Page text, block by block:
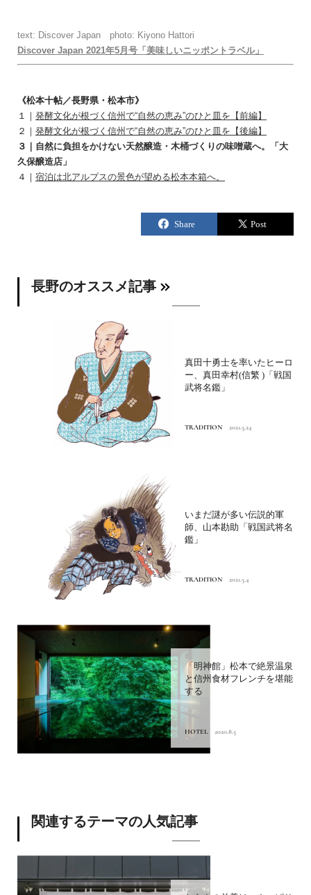
text: Discover Japan photo: Kiyono Hattori
Discover Japan 2021年5月号「美味しいニッポントラベル」
《松本十帖／長野県・松本市》
１｜ 発酵文化が根づく信州で“自然の恵み”のひと皿を【前編】
２｜ 発酵文化が根づく信州で“自然の恵み”のひと皿を【後編】
３｜ 自然に負担をかけない天然醸造・木桶づくりの味噌蔵へ。「大
久保醸造店」
４｜ 宿泊は北アルプスの景色が望める松本本箱へ。
長野のオススメ記事
真田十勇士を率いたヒーロ
ー、真田幸村(信繁 )「戦国
武将名鑑」
TRADITION 2021.5.24
いまだ謎が多い伝説的軍
師、山本勘助「戦国武将名
鑑」
TRADITION 2021.5.4
「明神館」松本で絶景温泉
と信州食材フレンチを堪能
する
HOTEL 2020.8.5
関連するテーマの人気記事